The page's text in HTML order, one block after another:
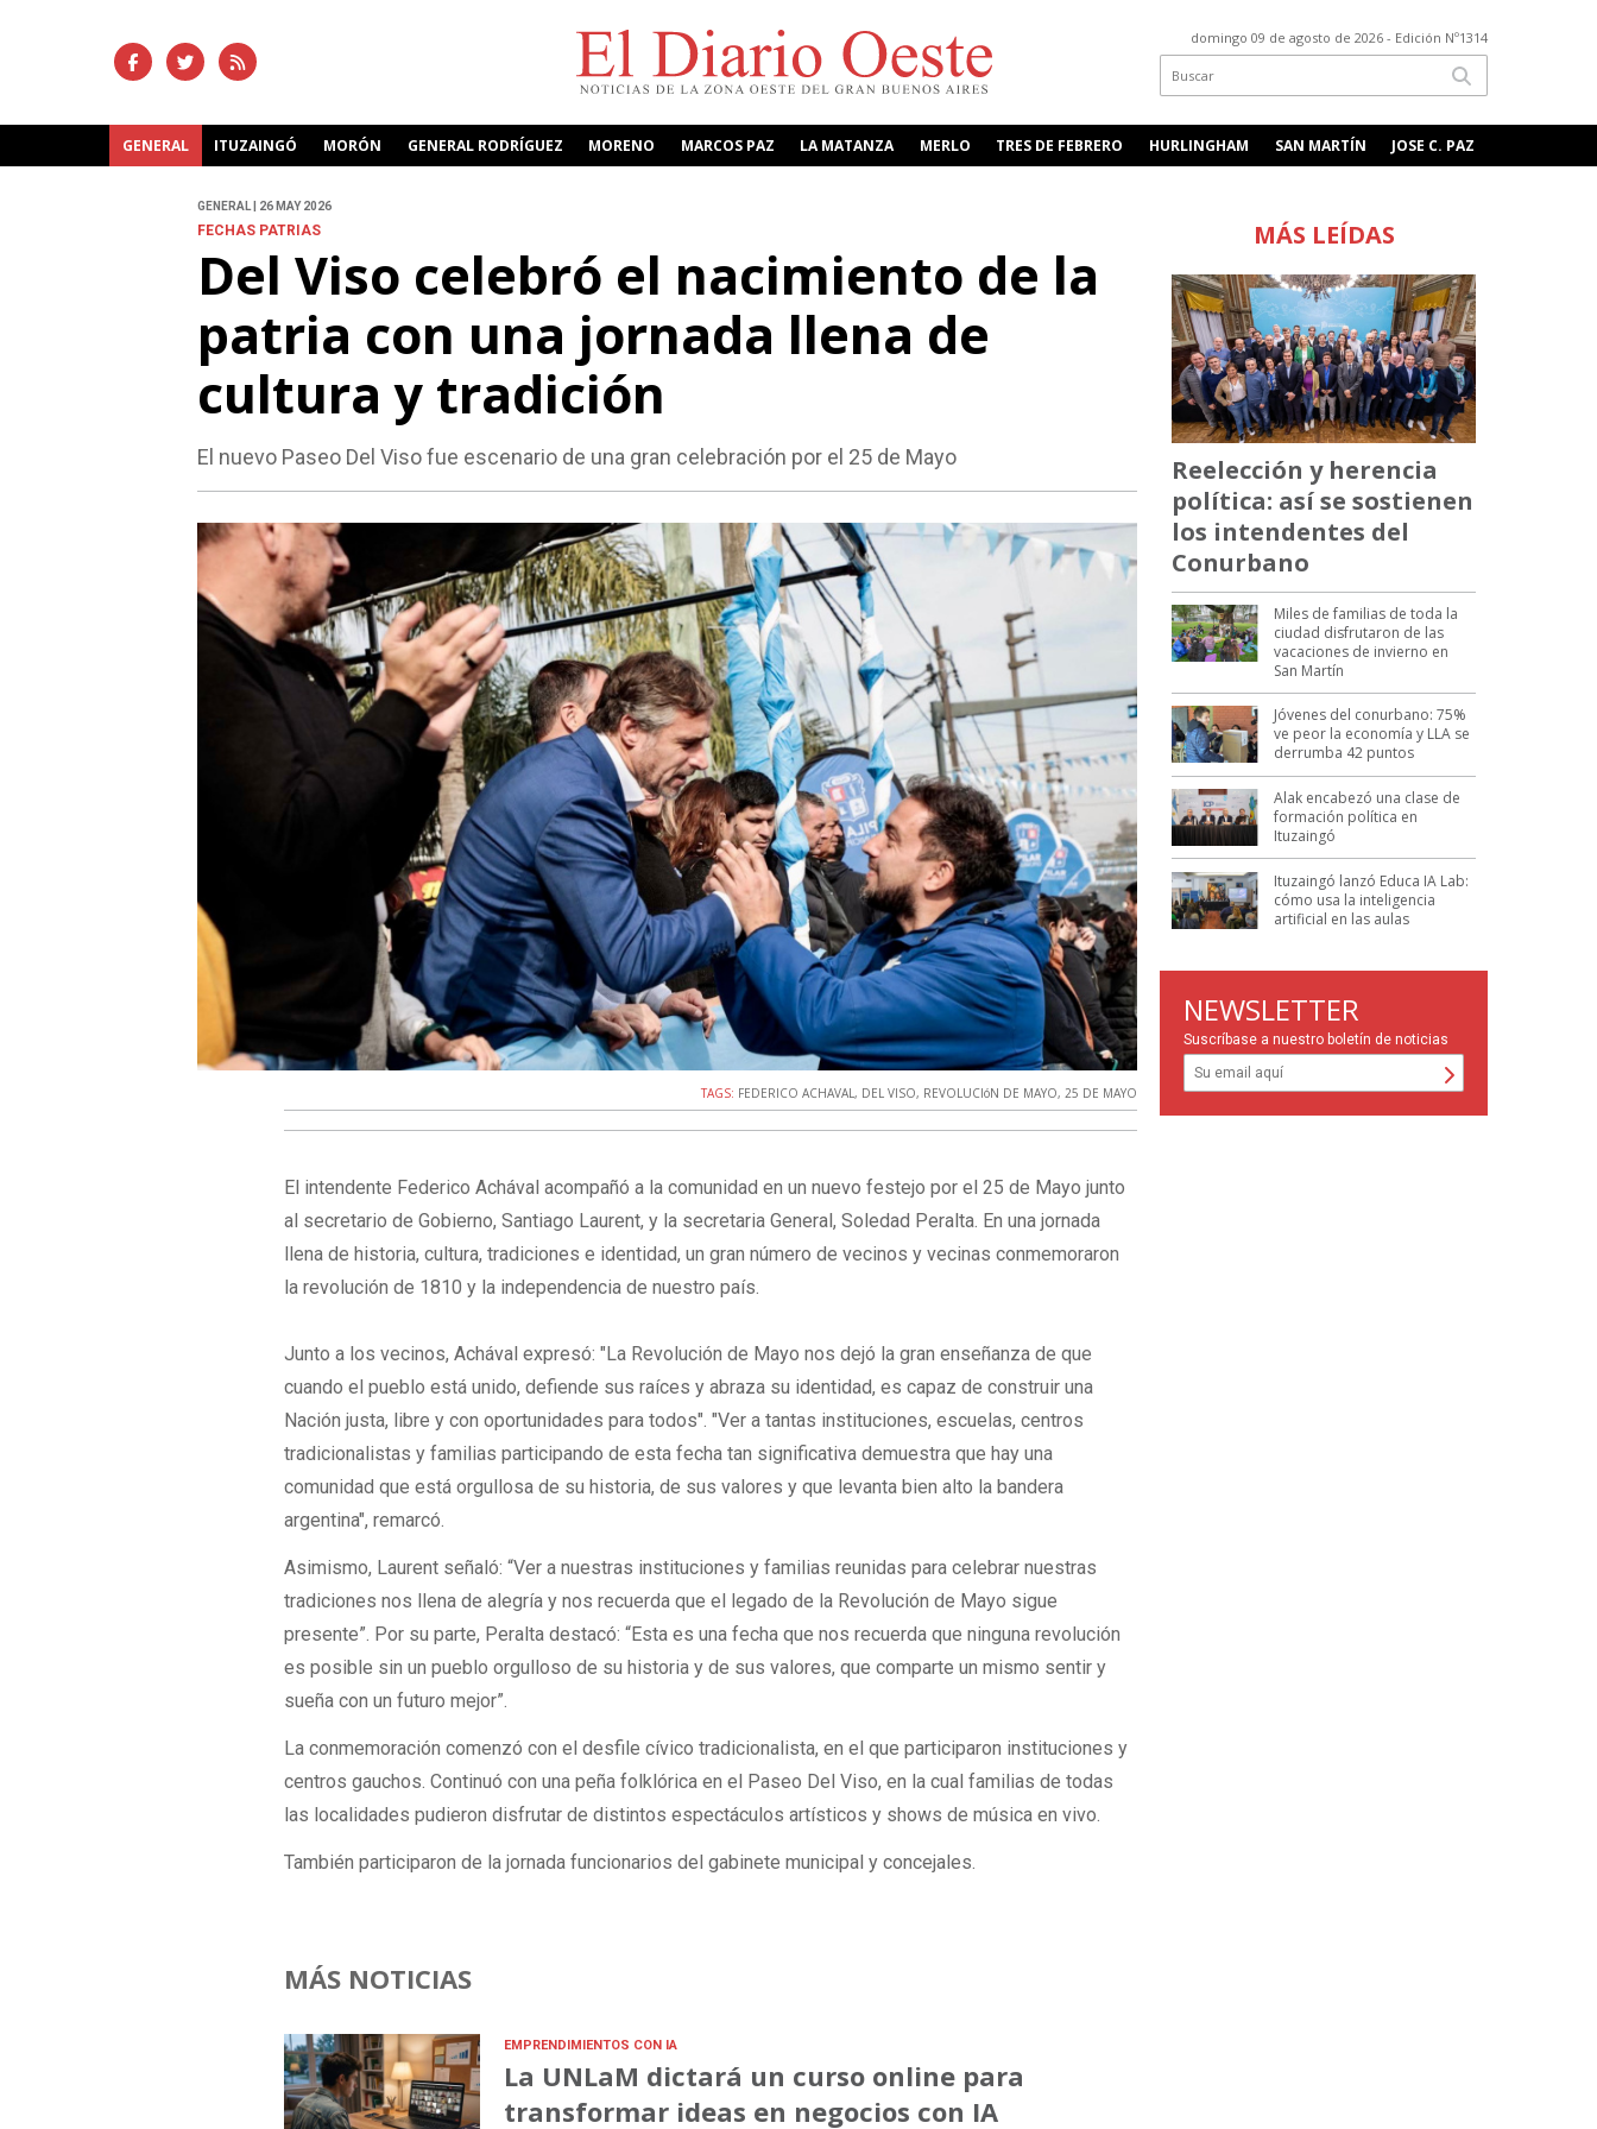
domingo 09 de agosto de 2026 - Edición Nº1314
GENERAL ITUZAINGÓ MORÓN GENERAL RODRÍGUEZ MORENO MARCOS PAZ LA MATANZA MERLO TRES DE FEBRERO HURLINGHAM SAN MARTÍN JOSE C. PAZ
GENERAL | 26 MAY 2026
FECHAS PATRIAS
Del Viso celebró el nacimiento de la
patria con una jornada llena de
cultura y tradición
El nuevo Paseo Del Viso fue escenario de una gran celebración por el 25 de Mayo
TAGS: FEDERICO ACHAVAL, DEL VISO, REVOLUCIóN DE MAYO,25 DE MAYO
El intendente Federico Achával acompañó a la comunidad en un nuevo festejo por el 25 de Mayo junto
al secretario de Gobierno, Santiago Laurent, y la secretaria General, Soledad Peralta. En una jornada
llena de historia, cultura, tradiciones e identidad, un gran número de vecinos y vecinas conmemoraron
la revolución de 1810 y la independencia de nuestro país.
Junto a los vecinos, Achával expresó: "La Revolución de Mayo nos dejó la gran enseñanza de que
cuando el pueblo está unido, defiende sus raíces y abraza su identidad, es capaz de construir una
Nación justa, libre y con oportunidades para todos". "Ver a tantas instituciones, escuelas, centros
tradicionalistas y familias participando de esta fecha tan significativa demuestra que hay una
comunidad que está orgullosa de su historia, de sus valores y que levanta bien alto la bandera
argentina", remarcó.
Asimismo, Laurent señaló: “Ver a nuestras instituciones y familias reunidas para celebrar nuestras
tradiciones nos llena de alegría y nos recuerda que el legado de la Revolución de Mayo sigue
presente”. Por su parte, Peralta destacó: “Esta es una fecha que nos recuerda que ninguna revolución
es posible sin un pueblo orgulloso de su historia y de sus valores, que comparte un mismo sentir y
sueña con un futuro mejor”.
La conmemoración comenzó con el desfile cívico tradicionalista, en el que participaron instituciones y
centros gauchos. Continuó con una peña folklórica en el Paseo Del Viso, en la cual familias de todas
las localidades pudieron disfrutar de distintos espectáculos artísticos y shows de música en vivo.
También participaron de la jornada funcionarios del gabinete municipal y concejales.
MÁS NOTICIAS
EMPRENDIMIENTOS CON IA
La UNLaM dictará un curso online para
transformar ideas en negocios con IA
MÁS LEÍDAS
Reelección y herencia
política: así se sostienen
los intendentes del
Conurbano
Miles de familias de toda la
ciudad disfrutaron de las
vacaciones de invierno en
San Martín
Jóvenes del conurbano: 75%
ve peor la economía y LLA se
derrumba 42 puntos
Alak encabezó una clase de
formación política en
Ituzaingó
Ituzaingó lanzó Educa IA Lab:
cómo usa la inteligencia
artificial en las aulas
NEWSLETTER
Suscríbase a nuestro boletín de noticias